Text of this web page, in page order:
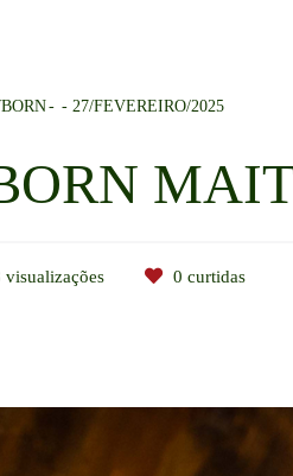
27/FEVEREIRO/2025
visualizações 0 curtidas